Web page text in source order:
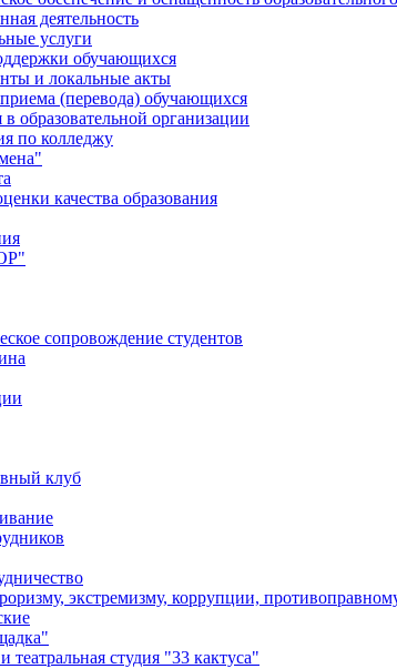
деятельность
услуги
обучающихся
и локальные акты
(перевода) обучающихся
образовательной организации
по колледжу
качества образования
сопровождение студентов
клуб
экстремизму, коррупции,
студия "33 кактуса"